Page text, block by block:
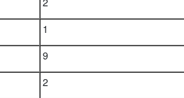
1
9
2